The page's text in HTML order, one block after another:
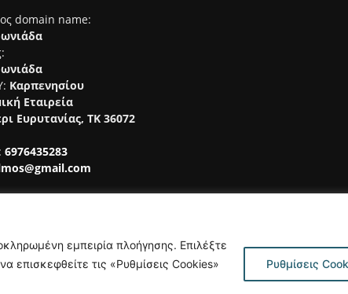
εμπειρία πλοήγησης. Επιλέξτε
τις «Ρυθμίσεις Cookies»
Ρυθμίσεις
domain name:
Καρπενησίου
Εταιρεία
Ευρυτανίας, ΤΚ 36072
6976435283